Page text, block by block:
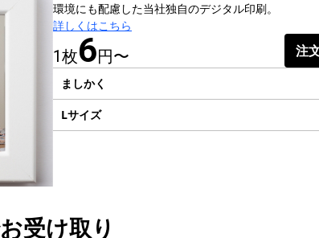
環境にも配慮した当社独自のデジタル印刷。
詳しくはこちら
1枚6円〜 注
ましかく
Lサイズ
受け取り